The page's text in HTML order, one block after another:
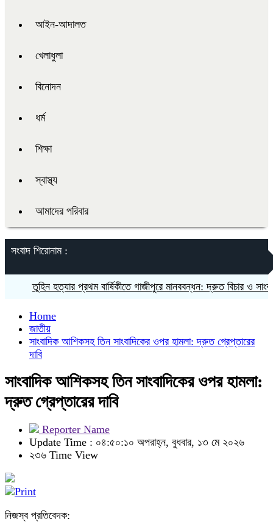
আইন-আদালত
খেলাধুলা
বিনোদন
ধর্ম
শিক্ষা
স্বাস্থ্য
আমাদের পরিবার
সংবাদ শিরোনাম :
তুহিন হত্যার প্রথম বার্ষিকীতে গাজীপুরে মানববন্ধন: দ্রুত বিচার ও
Home
জাতীয়
সাংবাদিক আশিকসহ তিন সাংবাদিকের ওপর হামলা: দ্রুত গ্রেপ্তারের
দাবি
সাংবাদিক আশিকসহ তিন সাংবাদিকের ওপর হামলা:
দ্রুত গ্রেপ্তারের দাবি
Reporter Name
Update Time : ০৪:৫০:১০ অপরাহ্ন, বুধবার, ১৩ মে ২০২৬
২৩৬ Time View
নিজস্ব প্রতিবেদক: